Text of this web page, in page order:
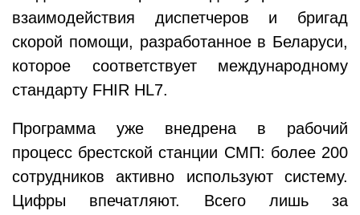
взаимодействия диспетчеров и бригад
скорой помощи, разработанное в Беларуси,
которое соответствует международному
стандарту FHIR HL7.
Программа уже внедрена в рабочий
процесс брестской станции СМП: более 200
сотрудников активно используют систему.
Цифры впечатляют. Всего лишь за